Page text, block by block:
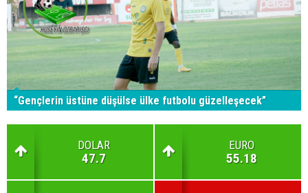
“Gençlerin üstüne düşülse ülke futbolu güzelleşecek”
DOLAR
47.7
EURO
55.18